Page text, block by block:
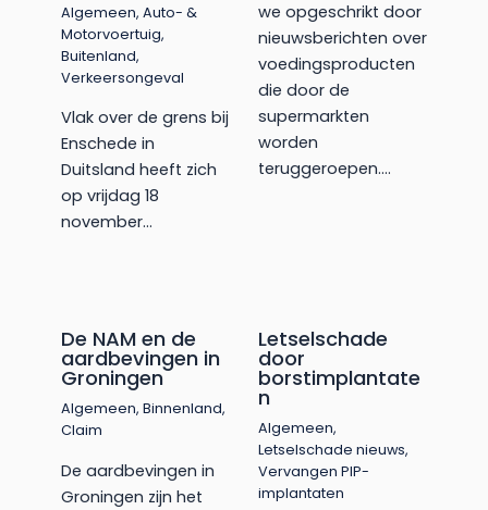
Algemeen,Auto- &
Motorvoertuig,
Buitenland,
Verkeersongeval
Vlak over de grens bij
Enschede in
Duitsland heeft zich
op vrijdag 18
november…
we opgeschrikt door
nieuwsberichten over
voedingsproducten
die door de
supermarkten
worden
teruggeroepen.…
De NAM en de
aardbevingen in
Groningen
Algemeen,Binnenland,
Claim
De aardbevingen in
Groningen zijn het
Letselschade
door
borstimplantate
n
Algemeen,
Letselschade nieuws,
Vervangen PIP-
implantaten